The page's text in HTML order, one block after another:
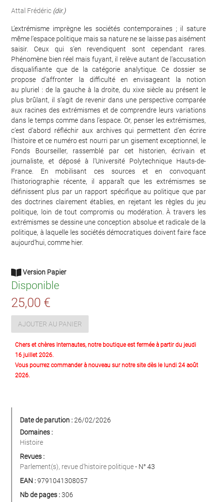
Attal Frédéric (dir.)
L’extrémisme imprègne les sociétés contemporaines ; il sature
même l’espace politique mais sa nature ne se laisse pas aisément
saisir. Ceux qui s’en revendiquent sont cependant rares.
Phénomène bien réel mais fuyant, il relève autant de l’accusation
disqualifiante que de la catégorie analytique. Ce dossier se
propose d’affronter la difficulté en envisageant la notion
au pluriel : de la gauche à la droite, du xixe siècle au présent le
plus brûlant, il s’agit de revenir dans une perspective comparée
aux racines des extrémismes et de comprendre leurs variations
dans le temps comme dans l’espace. Or, penser les extrémismes,
c’est d’abord réfléchir aux archives qui permettent d’en écrire
l’histoire et ce numéro est nourri par un gisement exceptionnel, le
Fonds Bourseiller, rassemblé par cet historien, écrivain et
journaliste, et déposé à l’Université Polytechnique Hauts-de-
France. En mobilisant ces sources et en convoquant
l’historiographie récente, il apparaît que les extrémismes se
définissent plus par un rapport spécifique au politique que par
des doctrines clairement établies, en rejetant les règles du jeu
politique, loin de tout compromis ou modération. À travers les
extrémismes se dessine une conception absolue et radicale de la
politique, à laquelle les sociétés démocratiques doivent faire face
aujourd’hui, comme hier.
Version Papier
Disponible
25,00 €
AJOUTER AU PANIER
Chers et chères Internautes, notre boutique est fermée à partir du jeudi
16 juillet 2026.
Vous pourrez commander à nouveau sur notre site dès le lundi 24 août
2026.
Date de parution :26/02/2026
Domaines :
Histoire
Revues :
Parlement(s), revue d'histoire politique- N° 43
EAN :9791041308057
Nb de pages :306